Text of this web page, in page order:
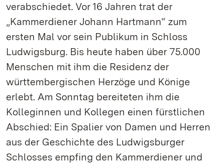
verabschiedet. Vor 16 Jahren trat der
„Kammerdiener Johann Hartmann“ zum
ersten Mal vor sein Publikum in Schloss
Ludwigsburg. Bis heute haben über 75.000
Menschen mit ihm die Residenz der
württembergischen Herzöge und Könige
erlebt. Am Sonntag bereiteten ihm die
Kolleginnen und Kollegen einen fürstlichen
Abschied: Ein Spalier von Damen und Herren
aus der Geschichte des Ludwigsburger
Schlosses empfing den Kammerdiener und